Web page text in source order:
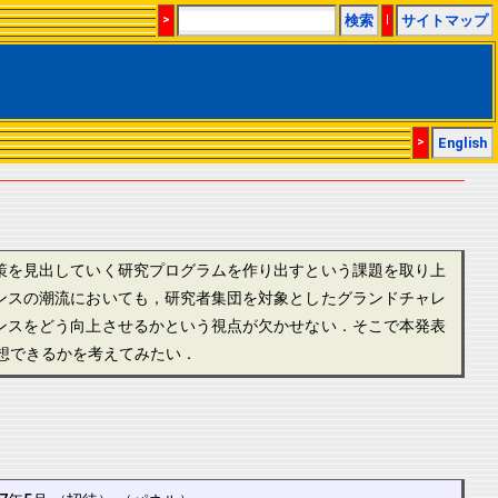
> 検索 | サイトマップ
> English
見出していく研究プログラムを作り出すという課題を取り上
の潮流においても，研究者集団を対象としたグランドチャレ
をどう向上させるかという視点が欠かせない．そこで本発表
きるかを考えてみたい．